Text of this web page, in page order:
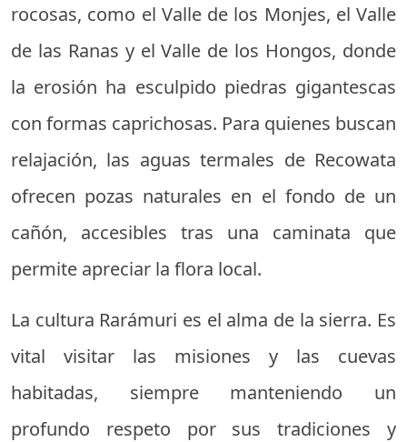
rocosas, como el Valle de los Monjes, el Valle
de las Ranas y el Valle de los Hongos, donde
la erosión ha esculpido piedras gigantescas
con formas caprichosas. Para quienes buscan
relajación, las aguas termales de Recowata
ofrecen pozas naturales en el fondo de un
cañón, accesibles tras una caminata que
permite apreciar la flora local.
La cultura Rarámuri es el alma de la sierra. Es
vital visitar las misiones y las cuevas
habitadas, siempre manteniendo un
profundo respeto por sus tradiciones y